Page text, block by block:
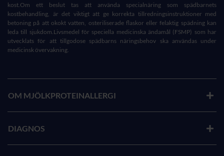
kost.Om ett beslut tas att använda specialnäring som spädbarnets
kostbehandling, är det viktigt att ge korrekta tillredningsinstruktioner med
betoning på att okokt vatten, osteriliserade flaskor eller felaktig spädning kan
leda till sjukdom.Livsmedel för speciella medicinska ändamål (FSMP) som har
utvecklats för att tillgodose spädbarns näringsbehov ska användas under
medicinsk övervakning.
OM MJÖLKPROTEINALLERGI
DIAGNOS